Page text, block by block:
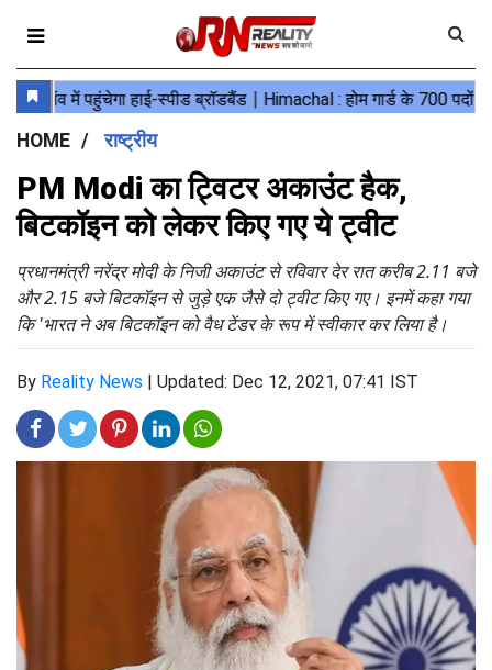
HOME राष्ट्रीय
PM Modi का ट्विटर अकाउंट हैक,
बिटकॉइन को लेकर किए गए ये ट्वीट
प्रधानमंत्री नरेंद्र मोदी के निजी अकाउंट से रविवार देर रात करीब 2.11 बजे
और 2.15 बजे बिटकॉइन से जुड़े एक जैसे दो ट्वीट किए गए। इनमें कहा गया
कि 'भारत ने अब बिटकॉइन को वैध टेंडर के रूप में स्वीकार कर लिया है।
By Reality News | Updated: Dec 12, 2021, 07:41 IST